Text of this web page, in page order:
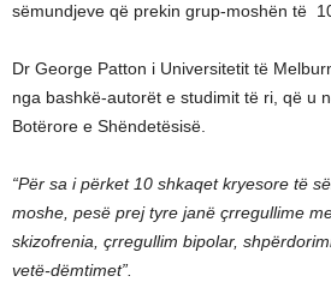
sëmundjeve që prekin grup-moshën të
Dr George Patton i Universitetit të
nga bashkë-autorët e studimit të ri, që u
Botërore e Shëndetësisë.
“Për sa i përket 10 shkaqet kryesore të
moshe, pesë prej tyre janë çrregullime
skizofrenia, çrregullim bipolar,
vetë-dëmtimet”.